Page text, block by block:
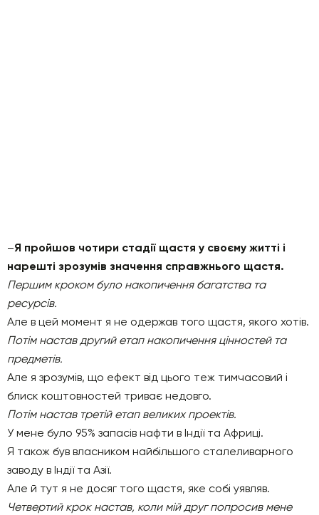
–Я пройшов чотири стадії щастя у своєму житті і
нарешті зрозумів значення справжнього щастя.
Першим кроком було накопичення багатства та
ресурсів.
Але в цей момент я не одержав того щастя, якого хотів.
Потім настав другий етап накопичення цінностей та
предметів.
Але я зрозумів, що ефект від цього теж тимчасовий і
блиск коштовностей триває недовго.
Потім настав третій етап великих проектів.
У мене було 95% запасів нафти в Індії та Африці.
Я також був власником найбільшого сталеливарного
заводу в Індії та Азії.
Але й тут я не досяг того щастя, яке собі уявляв.
Четвертий крок настав, коли мій друг попросив мене